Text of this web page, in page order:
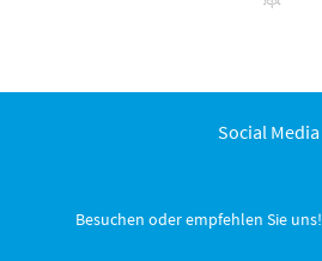
Social Media
Besuchen oder empfehlen Sie uns!